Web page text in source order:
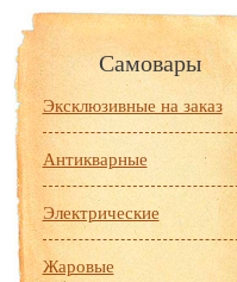
Самовары
Эксклюзивные на заказ
Антикварные
Электрические
Жаровые